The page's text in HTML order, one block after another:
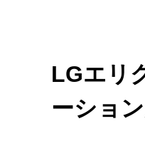
LGエリ
ーショ